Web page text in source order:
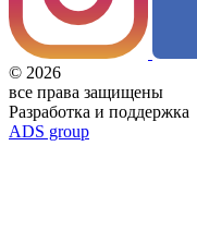
© 2026
все права защищены
Разработка и поддержка
ADS group